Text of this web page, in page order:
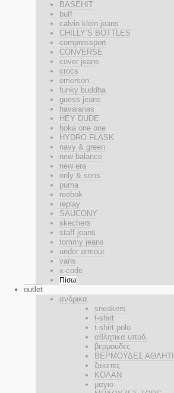
BASEHIT
buff
calvin klein jeans
CHILLY’S BOTTLES
compressport
CONVERSE
cover jeans
crocs
emerson
funky buddha
guess jeans
havaianas
HEY DUDE
hoka one one
HYDRO FLASK
navy & green
new balance
new era
only & sons
puma
reebok
replay
SAUCONY
skechers
staff jeans
tommy jeans
under armour
vans
x-code
Πίσω
outlet
ανδρικα
sneakers
t-shirt
t-shirt polo
αθλητικα υποδ.
βερμουδες
ΒΕΡΜΟΥΔΕΣ
ζακετες
ΚΟΛΑΝ
μαγιο